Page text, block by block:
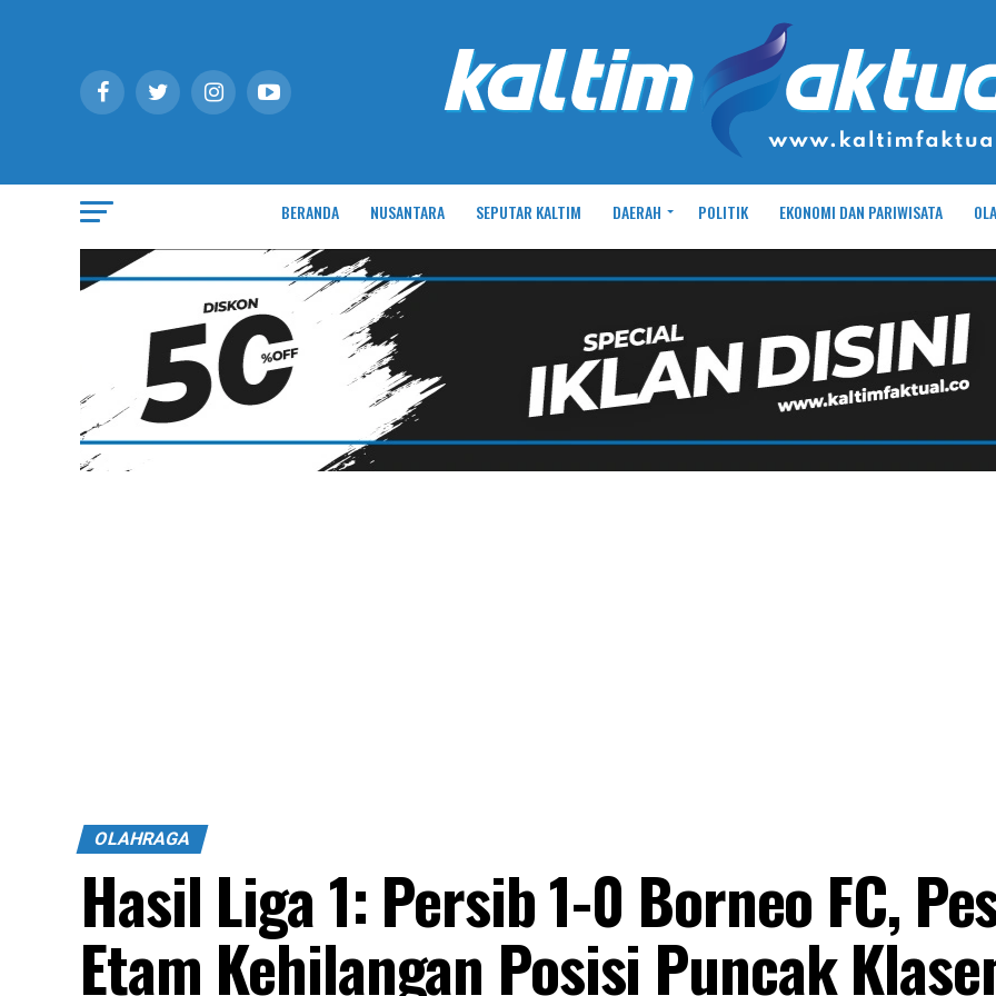
BERANDA NUSANTARA SEPUTAR KALTIM DAERAH POLITIK EKONOMI DAN PARIWISATA
OLAHRAGA
Hasil Liga 1: Persib 1-0 Borneo FC,
Etam Kehilangan Posisi Puncak